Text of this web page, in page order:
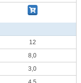
12
8,0
3,0